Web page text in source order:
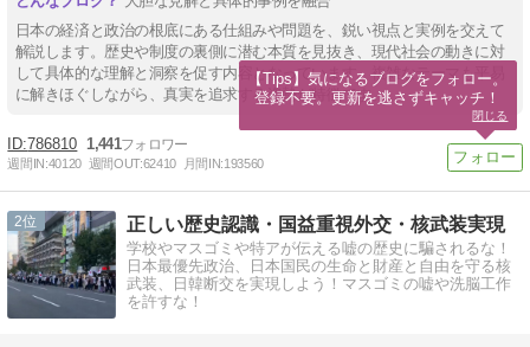
日本の経済と政治の根底にある仕組みや問題を、鋭い視点と実例を交えて
解説します。歴史や制度の裏側に潜む本質を見抜き、現代社会の動きに対
して具体的な理解と洞察を促す内容となっています。複雑なテーマも平易
に解きほぐしながら、真実を追求する姿勢が特徴です。
786810 1,441
週間IN:40120 週間OUT:62410 月間IN:193560
2 正しい歴史認識・国益重視外交・核武装実現
学校やマスゴミや特アが伝える嘘の歴史に騙されるな！
日本最優先政治、日本国民の生命と財産と自由を守る核
武装、日韓断交を実現しよう！マスゴミの嘘や洗脳工作
を許すな！
【Tips】気になるブログをフォロー。
登録不要。更新を逃さずキャッチ！
閉じる